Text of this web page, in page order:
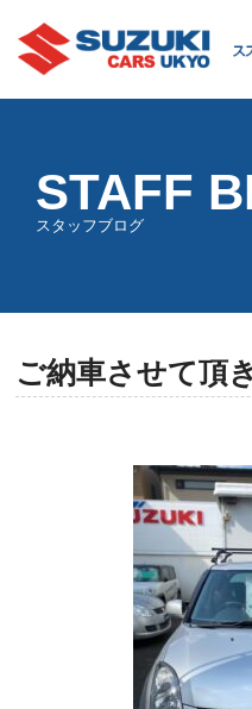
STAFF
スタッフブログ
ご納車させて頂